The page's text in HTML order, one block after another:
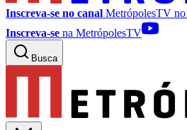
Inscreva-se no canal MetrópolesTV no
Inscreva-se na MetrópolesTV
Busca